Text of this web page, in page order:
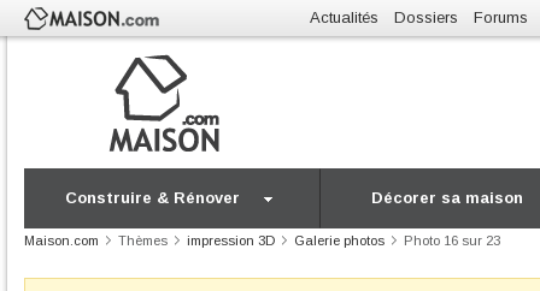
Actualités Dossiers Forums
Construire & Rénover Décorer sa maison
Maison.com Thèmes impression 3D Galerie photos Photo 16 sur 23